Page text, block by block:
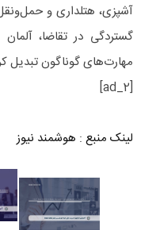
آشپزی، هتلداری و حمل‌ونقل
گستردگی در تقاضا،
مهارت‌های گوناگون تبدیل
[ad_2]
لینک منبع : هوشمند نیوز